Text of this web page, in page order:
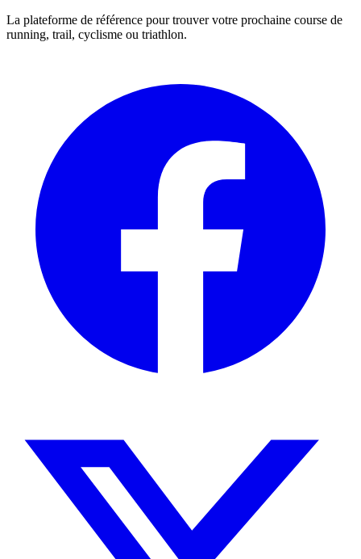
La plateforme de référence pour trouver votre prochaine course de
running, trail, cyclisme ou triathlon.